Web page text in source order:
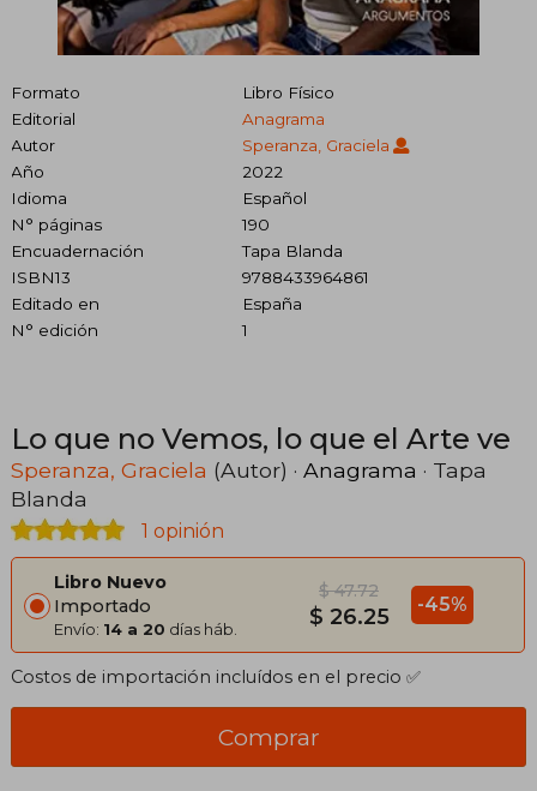
Formato
Libro Físico
Editorial
Anagrama
Autor
Speranza, Graciela
Año
2022
Idioma
Español
N° páginas
190
Encuadernación
Tapa Blanda
ISBN13
9788433964861
Editado en
España
N° edición
1
Lo que no Vemos, lo que el Arte ve
Speranza, Graciela (Autor) · Anagrama · Tapa
Blanda
1 opinión
Libro Nuevo
Importado
Envío: 14 a 20 días háb.
$ 47.72
$ 26.25 -45%
Costos de importación incluídos en el precio ✅
Comprar